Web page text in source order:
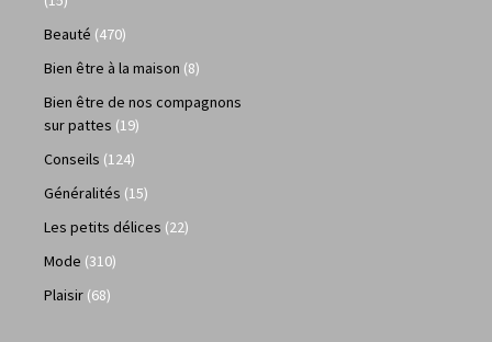
Beauté (470)
Bien être à la maison (8)
Bien être de nos compagnons
sur pattes (19)
Conseils (124)
Généralités (15)
Les petits délices (22)
Mode (310)
Plaisir (68)